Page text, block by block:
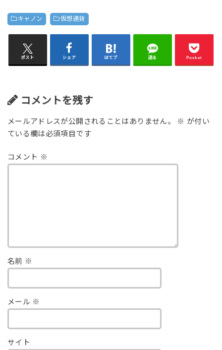
キャノン 仮想通貨
ポスト シェア はてブ 送る Pocket
コメントを残す
メールアドレスが公開されることはありません。 ※ が付い
ている欄は必須項目です
コメント ※
名前 ※
メール ※
サイト